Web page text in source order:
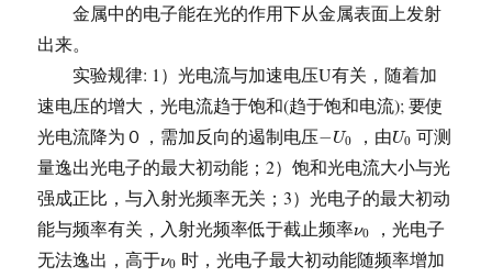
金属中的电子能在光的作用下从金属表面上发射
出来。
实验规律: 1）光电流与加速电压U有关，随着加
速电压的增大，光电流趋于饱和(趋于饱和电流); 要使
光电流降为０，需加反向的遏制电压−U0
U0 ，由U0
U0 可测
量逸出光电子的最大初动能；2）饱和光电流大小与光
强成正比，与入射光频率无关；3）光电子的最大初动
能与频率有关，入射光频率低于截止频率ν0
ν0 ，光电子
无法逸出，高于ν0
ν0 时，光电子最大初动能随频率增加